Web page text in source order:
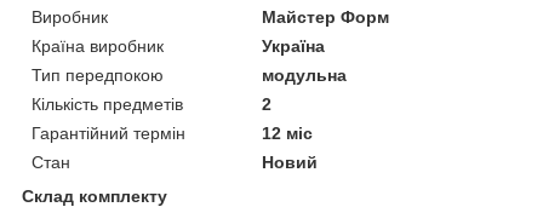
Виробник
Майстер Форм
Країна виробник
Україна
Тип передпокою
модульна
Кількість предметів
2
Гарантійний термін
12 міс
Стан
Новий
Склад комплекту